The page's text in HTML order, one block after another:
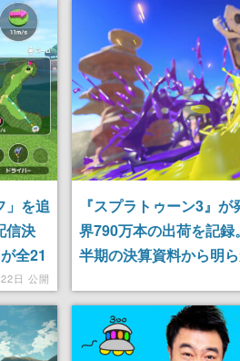
」を追
信決
全21
日 公開
『スプラトゥーン3』
界790万本の出荷を記
半期の決算資料から明